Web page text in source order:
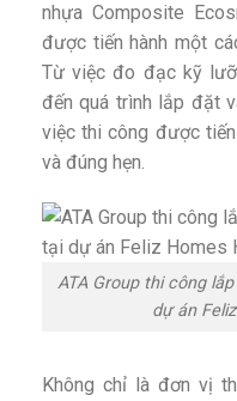
nhựa Composite
được tiến hành một
Từ việc đo đạc kỹ
đến quá trình lắp đặt
việc thi công được
và đúng hẹn.
ATA Group thi công
dự án
Không chỉ là đơn vị